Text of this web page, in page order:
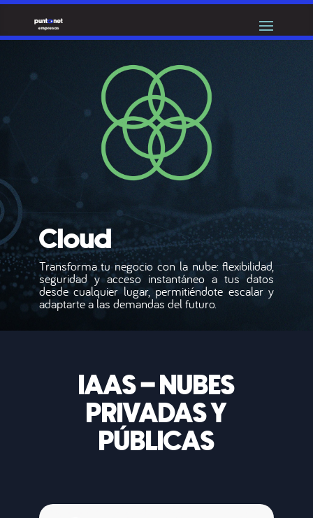
Cloud
Transforma tu negocio con la nube: flexibilidad,
seguridad y acceso instantáneo a tus datos
desde cualquier lugar, permitiéndote escalar y
adaptarte a las demandas del futuro.
IAAS – NUBES
PRIVADAS Y
PÚBLICAS